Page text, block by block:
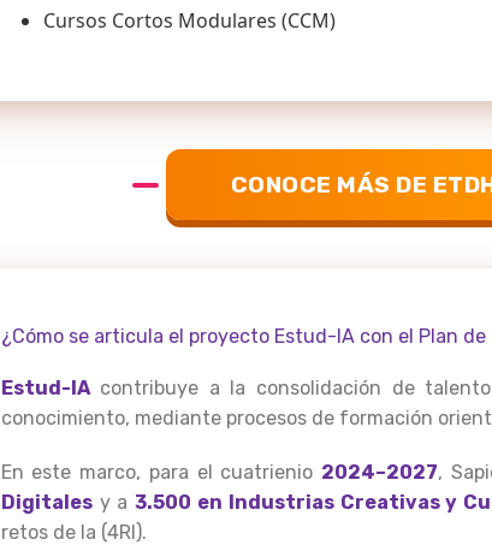
Cursos Cortos Modulares (CCM)
CONOCE MÁS DE
¿Cómo se articula el proyecto Estud-IA con el Plan
Estud-IAcontribuye a la consolidación de
conocimiento, mediante procesos de formación
En este marco, para el cuatrienio 2024–2027,
Digitalesy a3.500 en Industrias Creativas y
retos de la (4RI).